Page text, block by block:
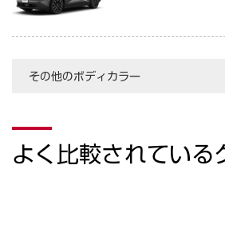
その他のボディカラー
よく比較されている